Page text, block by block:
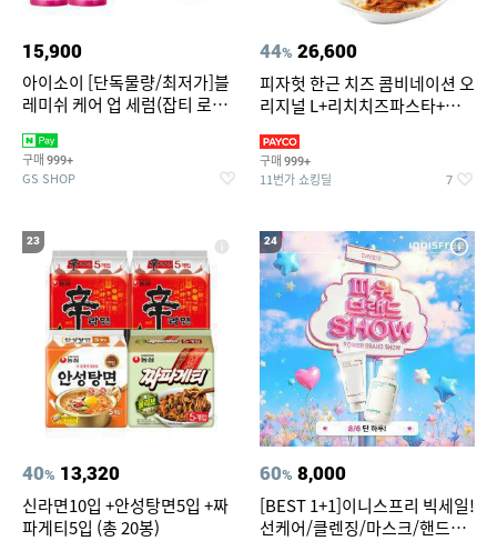
15,900
아이소이 [단독물량/최저가]블
레미쉬 케어 업 세럼(잡티 로즈
2027-04-24)
구매 999+
GS SHOP
44% 26,600
피자헛 한근 치즈 콤비네이션 오
리지널 L+리치치즈파스타+콜
구매 999+
11번가 쇼킹딜 7
23
40% 13,320
신라면10입 +안성탕면5입 +짜
파게티5입 (총 20봉)
24
60% 8,000
[BEST 1+1]이니스프리 빅세일!
선케어/클렌징/마스크/핸드크